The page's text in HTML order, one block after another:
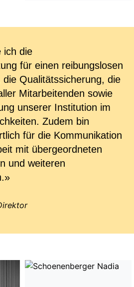
ich die
für einen reibungslosen
Qualitätssicherung, die
Mitarbeitenden sowie
unserer Institution im
Zudem bin
für die Kommunikation
mit übergeordneten
und weiteren